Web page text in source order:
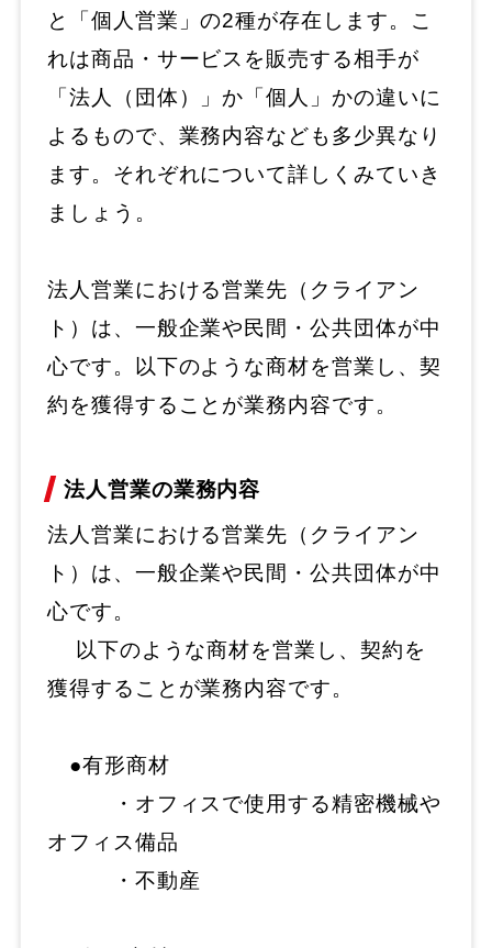
と「個人営業」の2種が存在します。こ
れは商品・サービスを販売する相手が
「法人（団体）」か「個人」かの違いに
よるもので、業務内容なども多少異なり
ます。それぞれについて詳しくみていき
ましょう。
法人営業における営業先（クライアン
ト）は、一般企業や民間・公共団体が中
心です。以下のような商材を営業し、契
約を獲得することが業務内容です。
法人営業の業務内容
法人営業における営業先（クライアン
ト）は、一般企業や民間・公共団体が中
心です。
以下のような商材を営業し、契約を
獲得することが業務内容です。
●有形商材
・オフィスで使用する精密機械や
オフィス備品
・不動産